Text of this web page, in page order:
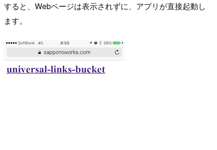
すると、Webページは表示されずに、アプリが直接起動し
ます。